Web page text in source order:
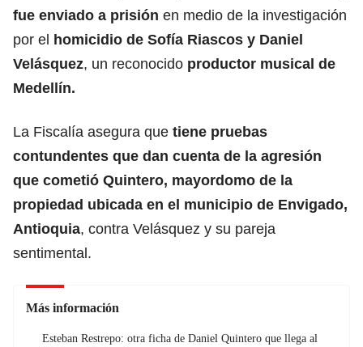
fue enviado a prisión en medio de la investigación
por el homicidio de Sofía Riascos y Daniel
Velásquez, un reconocido productor musical de
Medellín.
La Fiscalía asegura que tiene pruebas
contundentes que dan cuenta de la agresión
que cometió Quintero, mayordomo de la
propiedad ubicada en el municipio de Envigado,
Antioquia, contra Velásquez y su pareja
sentimental.
Más información
Esteban Restrepo: otra ficha de Daniel Quintero que llega al